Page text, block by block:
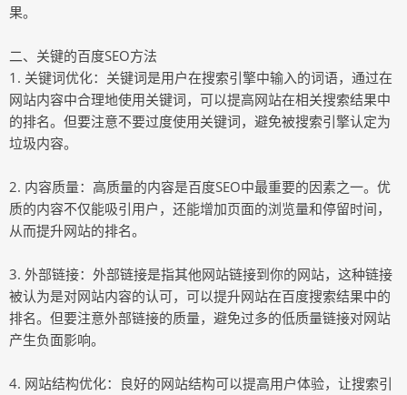
果。
二、关键的百度SEO方法
1. 关键词优化：关键词是用户在搜索引擎中输入的词语，通过在
网站内容中合理地使用关键词，可以提高网站在相关搜索结果中
的排名。但要注意不要过度使用关键词，避免被搜索引擎认定为
垃圾内容。
2. 内容质量：高质量的内容是百度SEO中最重要的因素之一。优
质的内容不仅能吸引用户，还能增加页面的浏览量和停留时间，
从而提升网站的排名。
3. 外部链接：外部链接是指其他网站链接到你的网站，这种链接
被认为是对网站内容的认可，可以提升网站在百度搜索结果中的
排名。但要注意外部链接的质量，避免过多的低质量链接对网站
产生负面影响。
4. 网站结构优化：良好的网站结构可以提高用户体验，让搜索引